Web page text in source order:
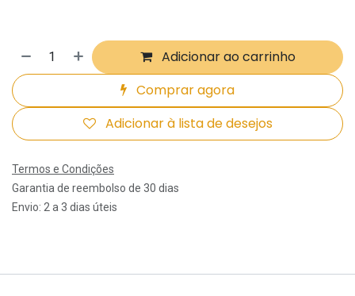
Adicionar ao carrinho
Comprar agora
Adicionar à lista de desejos
Termos e Condições
Garantia de reembolso de 30 dias
Envio: 2 a 3 dias úteis